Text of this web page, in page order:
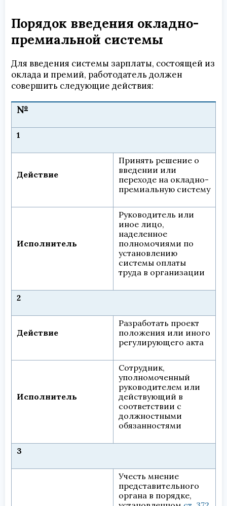
Порядок введения окладно-
премиальной системы
Для введения системы зарплаты, состоящей из
оклада и премий, работодатель должен
совершить следующие действия:
№
1
Действие
Принять решение о
введении или
переходе на окладно-
премиальную систему
Исполнитель
Руководитель или
иное лицо,
наделенное
полномочиями по
установлению
системы оплаты
труда в организации
2
Действие
Разработать проект
положения или иного
регулирующего акта
Исполнитель
Сотрудник,
уполномоченный
руководителем или
действующий в
соответствии с
должностными
обязанностями
3
Учесть мнение
представительного
органа в порядке,